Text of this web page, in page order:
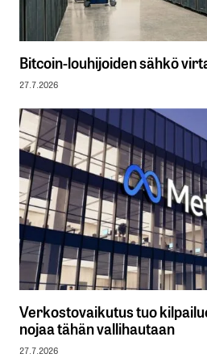
Bitcoin-louhijoiden sähkö
27.7.2026
Verkostovaikutus tuo
nojaa tähän vallihautaan
27.7.2026